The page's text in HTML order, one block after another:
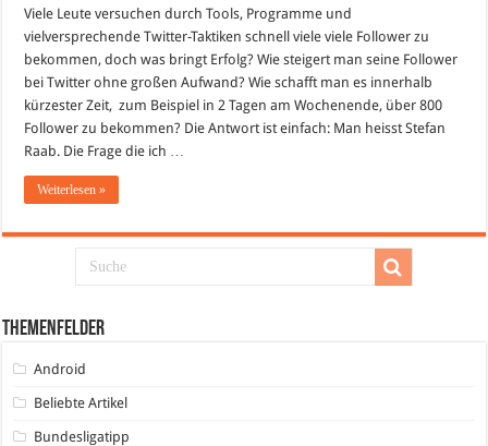
Viele Leute versuchen durch Tools, Programme und
vielversprechende Twitter-Taktiken schnell viele viele Follower zu
bekommen, doch was bringt Erfolg? Wie steigert man seine Follower
bei Twitter ohne großen Aufwand? Wie schafft man es innerhalb
kürzester Zeit, zum Beispiel in 2 Tagen am Wochenende, über 800
Follower zu bekommen? Die Antwort ist einfach: Man heisst Stefan
Raab. Die Frage die ich …
Weiterlesen »
Themenfelder
Android
Beliebte Artikel
Bundesligatipp